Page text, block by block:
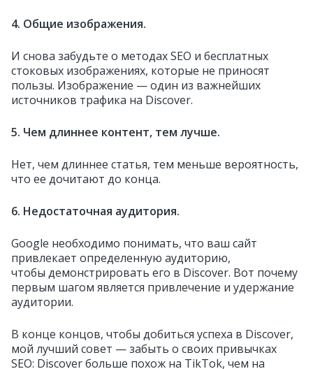
4. Общие изображения.
И снова забудьте о методах SEO и бесплатных
стоковых изображениях, которые не приносят
пользы. Изображение — один из важнейших
источников трафика на Discover.
5. Чем длиннее контент, тем лучше.
Нет, чем длиннее статья, тем меньше вероятность,
что ее дочитают до конца.
6. Недостаточная аудитория.
Google необходимо понимать, что ваш сайт
привлекает определенную аудиторию,
чтобы демонстрировать его в Discover. Вот почему
первым шагом является привлечение и удержание
аудитории.
В конце концов, чтобы добиться успеха в Discover,
мой лучший совет — забыть о своих привычках
SEO: Discover больше похож на TikTok, чем на